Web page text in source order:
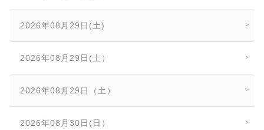
2026年08月29日(土)
2026年08月29日(土）
2026年08月29日（土）
2026年08月30日(日）